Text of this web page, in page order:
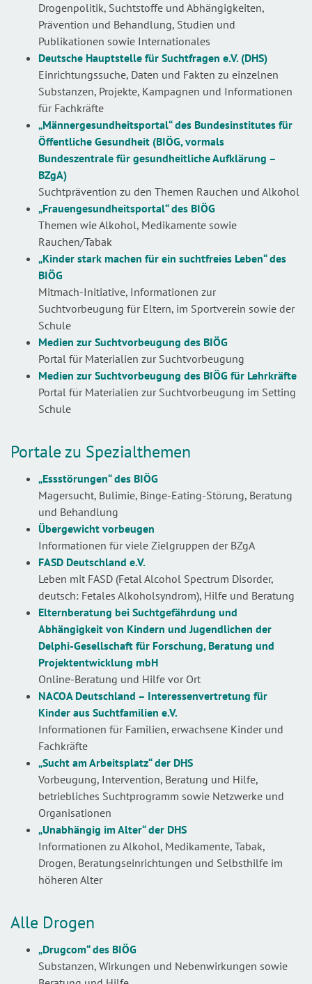
Drogenpolitik, Suchtstoffe und Abhängigkeiten,
Prävention und Behandlung, Studien und
Publikationen sowie Internationales
Deutsche Hauptstelle für Suchtfragen e.V. (DHS)
Einrichtungssuche, Daten und Fakten zu einzelnen
Substanzen, Projekte, Kampagnen und Informationen
für Fachkräfte
„Männergesundheitsportal“ des Bundesinstitutes für
Öffentliche Gesundheit (BIÖG, vormals
Bundeszentrale für gesundheitliche Aufklärung –
BZgA)
Suchtprävention zu den Themen Rauchen und Alkohol
„Frauengesundheitsportal“ des BIÖG
Themen wie Alkohol, Medikamente sowie
Rauchen/Tabak
„Kinder stark machen für ein suchtfreies Leben“ des
BIÖG
Mitmach-Initiative, Informationen zur
Suchtvorbeugung für Eltern, im Sportverein sowie der
Schule
Medien zur Suchtvorbeugung des BIÖG
Portal für Materialien zur Suchtvorbeugung
Medien zur Suchtvorbeugung des BIÖG für Lehrkräfte
Portal für Materialien zur Suchtvorbeugung im Setting
Schule
Portale zu Spezialthemen
„Essstörungen“ des BIÖG
Magersucht, Bulimie, Binge-Eating-Störung, Beratung
und Behandlung
Übergewicht vorbeugen
Informationen für viele Zielgruppen der BZgA
FASD Deutschland e.V.
Leben mit FASD (Fetal Alcohol Spectrum Disorder,
deutsch: Fetales Alkoholsyndrom), Hilfe und Beratung
Elternberatung bei Suchtgefährdung und
Abhängigkeit von Kindern und Jugendlichen der
Delphi-Gesellschaft für Forschung, Beratung und
Projektentwicklung mbH
Online-Beratung und Hilfe vor Ort
NACOA Deutschland – Interessenvertretung für
Kinder aus Suchtfamilien e.V.
Informationen für Familien, erwachsene Kinder und
Fachkräfte
„Sucht am Arbeitsplatz“ der DHS
Vorbeugung, Intervention, Beratung und Hilfe,
betriebliches Suchtprogramm sowie Netzwerke und
Organisationen
„Unabhängig im Alter“ der DHS
Informationen zu Alkohol, Medikamente, Tabak,
Drogen, Beratungseinrichtungen und Selbsthilfe im
höheren Alter
Alle Drogen
„Drugcom“ des BIÖG
Substanzen, Wirkungen und Nebenwirkungen sowie